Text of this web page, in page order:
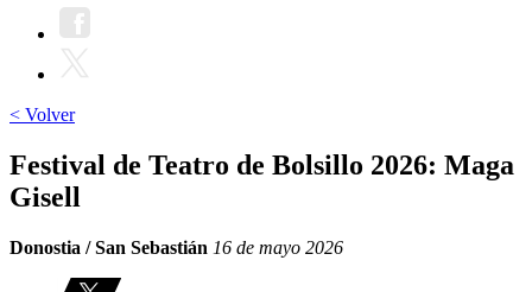
< Volver
Festival de Teatro de Bolsillo 2026: Maga
Gisell
Donostia / San Sebastián 16 de mayo 2026